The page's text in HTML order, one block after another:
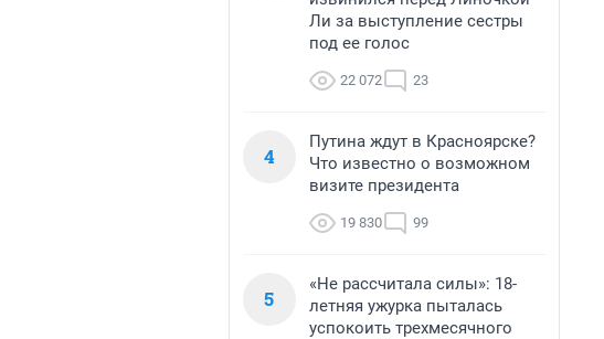
Ли за выступление сестры
под ее голос
22 072 23
4
Путина ждут в Красноярске?
Что известно о возможном
визите президента
19 830 99
5
«Не рассчитала силы»: 18-
летняя ужурка пыталась
успокоить трехмесячного